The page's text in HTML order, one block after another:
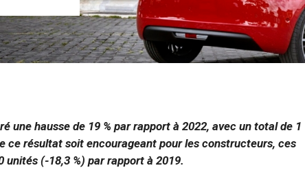
une hausse de 19 % par rapport à 2022, avec un total de 1
ce résultat soit encourageant pour les constructeurs, ces
(-18,3 %) par rapport à 2019.